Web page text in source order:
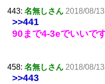
443: 名無しさん 2018/08/
>>441
90まで4-3eでいいで
458: 名無しさん 2018/08/
>>443